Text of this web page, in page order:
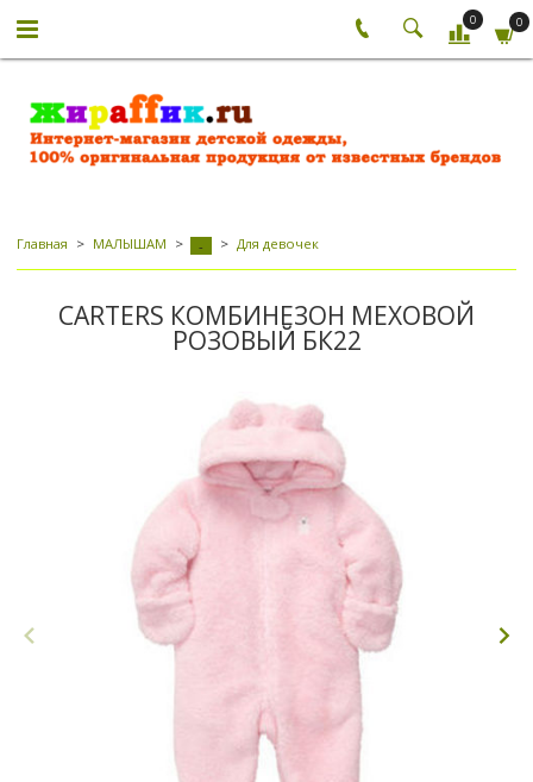
0 0
Главная МАЛЫШАМ - Для девочек
CARTERS КОМБИНЕЗОН МЕХОВОЙ
РОЗОВЫЙ БК22